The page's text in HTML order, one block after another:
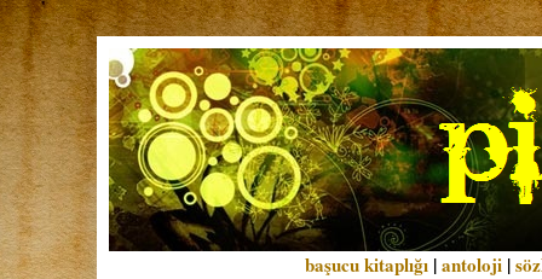
başucu kitaplığı |antoloji |